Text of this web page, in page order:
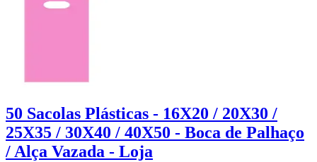
50 Sacolas Plásticas - 16X20 / 20X30 /
25X35 / 30X40 / 40X50 - Boca de Palhaço
/ Alça Vazada - Loja